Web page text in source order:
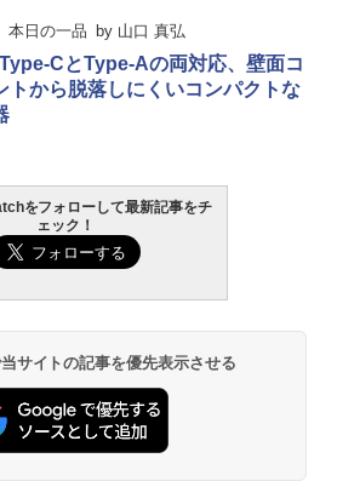
本日の一品 by 山口 真弘
CとType-Aの両対応、壁面コ
トから脱落しにくいコンパクトな
をフォローして最新記事をチ
ェック！
サイトの記事を優先表示させる